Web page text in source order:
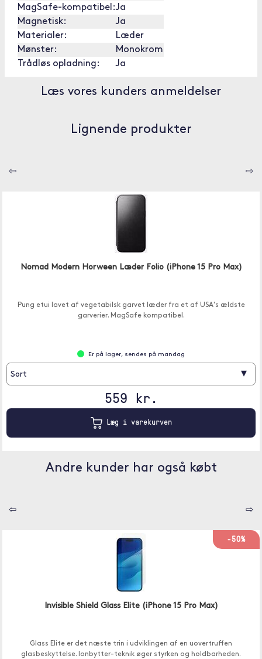
MagSafe-kompatibel:Ja
Magnetisk:
Ja
Materialer:
Læder
Mønster:
Monokrom
Trådløs opladning:
Ja
Læs vores kunders anmeldelser
Lignende produkter
⇦ ⇨
Nomad Modern Horween Læder Folio (iPhone 15 Pro Max)
Pung etui lavet af vegetabilsk garvet læder fra et af USA's ældste
garverier. MagSafe kompatibel.
Er på lager, sendes på mandag
Sort ▾
559 kr.
Læg i varekurven
Andre kunder har også købt
⇦ ⇨
-50%
Invisible Shield Glass Elite (iPhone 15 Pro Max)
Glass Elite er det næste trin i udviklingen af en uovertruffen
glasbeskyttelse. Ionbytter-teknik øger styrken og holdbarheden.